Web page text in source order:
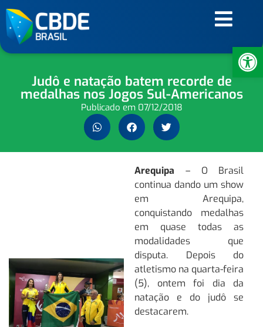
Judô e natação batem recorde de
medalhas nos Jogos Sul-Americanos
Publicado em 07/12/2018
Arequipa – O Brasil
continua dando um show
em Arequipa,
conquistando medalhas
em ​quase todas as
modalidades que
disputa. Depois do
atletismo na quarta-feira
(5), ontem foi dia da
natação e do judô se
destacarem.